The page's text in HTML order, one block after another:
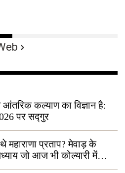
आंतरिक कल्याण का विज्ञान है:
पर सद्गुर
महाराणा प्रताप? मेवाड़ के
जो आज भी कोल्यारी में